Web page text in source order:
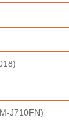
J710FN)